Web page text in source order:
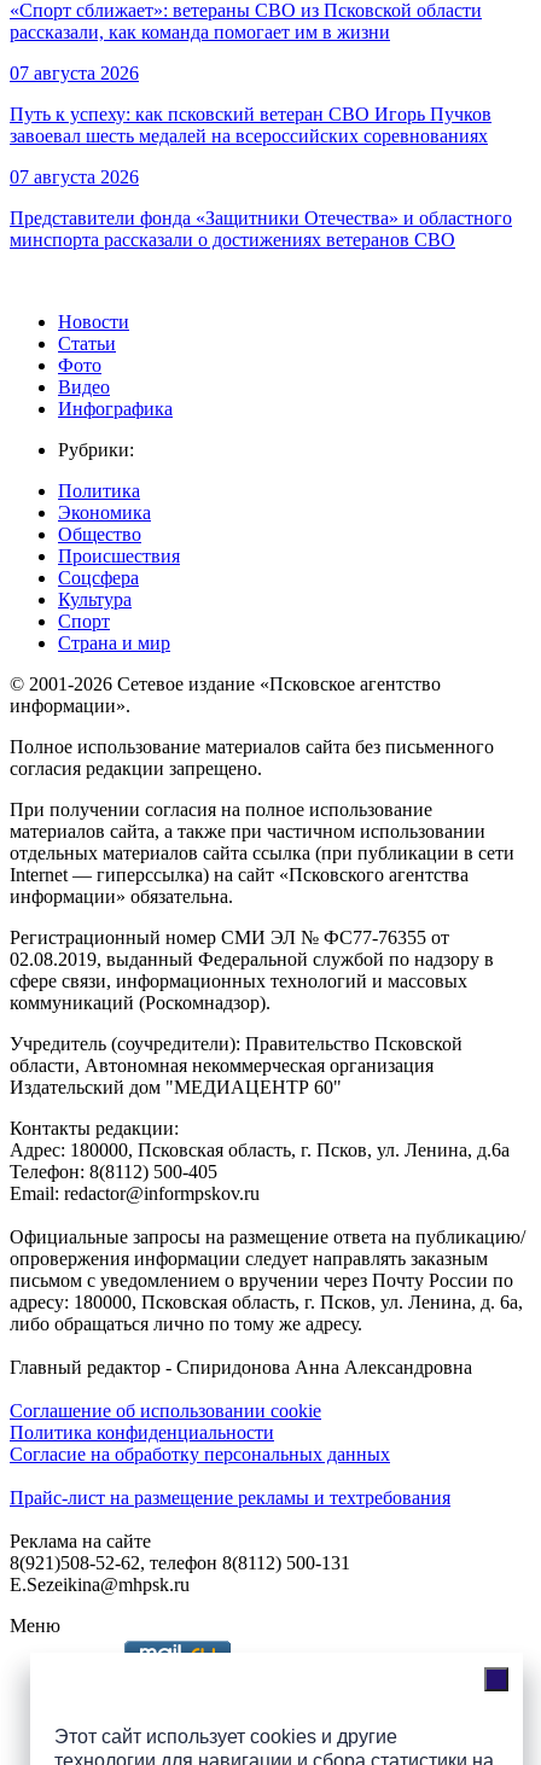
Этот сайт использует cookies и другие
технологии для навигации и сбора статистики на
«Спорт сближает»: ветераны СВО из Псковской области
рассказали, как команда помогает им в жизни
07 августа 2026
Путь к успеху: как псковский ветеран СВО Игорь Пучков
завоевал шесть медалей на всероссийских соревнованиях
07 августа 2026
Представители фонда «Защитники Отечества» и областного
минспорта рассказали о достижениях ветеранов СВО
Новости
Статьи
Фото
Видео
Инфографика
Рубрики:
Политика
Экономика
Общество
Происшествия
Соцсфера
Культура
Спорт
Страна и мир
© 2001-2026 Сетевое издание «Псковское агентство
информации».
Полное использование материалов сайта без письменного
согласия редакции запрещено.
При получении согласия на полное использование
материалов сайта, а также при частичном использовании
отдельных материалов сайта ссылка (при публикации в сети
Internet — гиперссылка) на сайт «Псковского агентства
информации» обязательна.
Регистрационный номер СМИ ЭЛ № ФС77-76355 от
02.08.2019, выданный Федеральной службой по надзору в
сфере связи, информационных технологий и массовых
коммуникаций (Роскомнадзор).
Учредитель (соучредители): Правительство Псковской
области, Автономная некоммерческая организация
Издательский дом "МЕДИАЦЕНТР 60"
Контакты редакции:
Адреc: 180000, Псковская область, г. Псков, ул. Ленина, д.6а
Телефон: 8(8112) 500-405
Email: redactor@informpskov.ru
Официальные запросы на размещение ответа на публикацию/
опровержения информации следует направлять заказным
письмом с уведомлением о вручении через Почту России по
адресу: 180000, Псковская область, г. Псков, ул. Ленина, д. 6а,
либо обращаться лично по тому же адресу.
Главный редактор - Спиридонова Анна Александровна
Соглашение об использовании cookie
Политика конфиденциальности
Согласие на обработку персональных данных
Прайс-лист на размещение рекламы и техтребования
Реклама на сайте
8(921)508-52-62, телефон 8(8112) 500-131
E.Sezeikina@mhpsk.ru
Меню